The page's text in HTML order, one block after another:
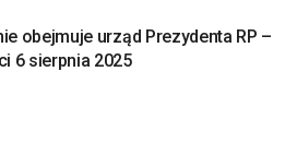
obejmuje urząd Prezydenta RP –
6 sierpnia 2025